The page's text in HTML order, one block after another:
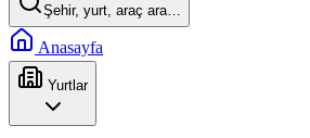
Şehir, yurt, araç ara…
Anasayfa
Yurtlar